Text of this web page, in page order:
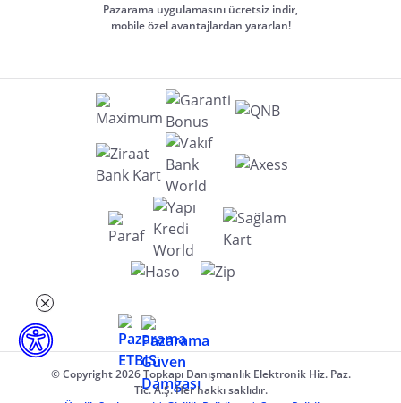
Pazarama uygulamasını ücretsiz indir,
mobile özel avantajlardan yararlan!
© Copyright 2026 Topkapı Danışmanlık Elektronik Hiz. Paz.
Tic. A.Ş. Her hakkı saklıdır.